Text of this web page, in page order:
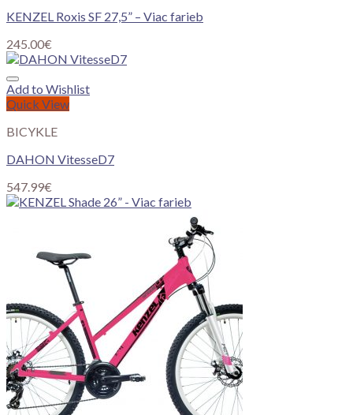
KENZEL Roxis SF 27,5” – Viac farieb
245.00€
Add to Wishlist
Quick View
BICYKLE
DAHON VitesseD7
547.99€